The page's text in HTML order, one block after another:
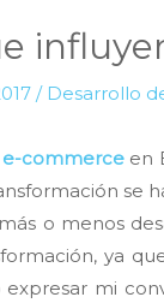
/ Desarrollo
e-commerceen
se
o menos
ya
expresar mi